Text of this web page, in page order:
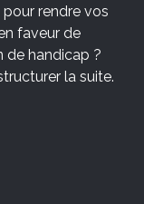
rendre vos
faveur de
de handicap ?
la suite.